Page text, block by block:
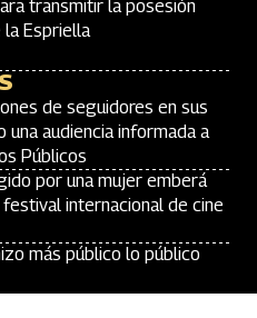
transmitir la posesión
la Espriella
de seguidores en sus
una audiencia informada a
Públicos
por una mujer emberá
internacional de cine
más público lo público